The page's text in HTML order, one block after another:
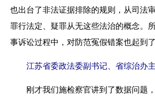
也出台了非法证据排除的规则，从司法
罪行法定、疑罪从无这些法治的概念。
事诉讼过程中，对防范冤假错案也起到了
江苏省委政法委副书记、省综治办
刚才我们施检察官讲到了数据问题